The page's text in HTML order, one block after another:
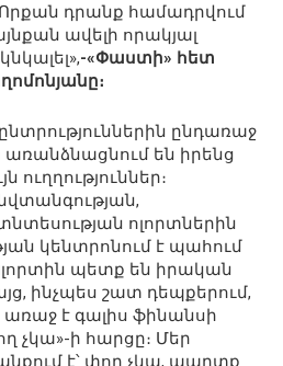
Որքան դրանք համադրվում
ավելի որակյալ
-«Փաստի» հետ
ընդառաջ
են իրենց
ոլորտներին
կենտրոնում է պահում
պետք են իրական
ինչպես շատ դեպքերում,
է գալիս ֆինանսի
չկա»-ի հարցը։ Մեր
է՝ փող չկա, պարտք